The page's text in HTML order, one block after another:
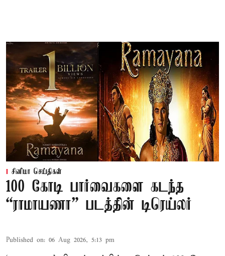
சினிமா செய்திகள்
100 கோடி பார்வைகளை கடந்த
“ராமாயணா” படத்தின் டிரெய்லர்
Published on: 06 Aug 2026, 5:13 pm